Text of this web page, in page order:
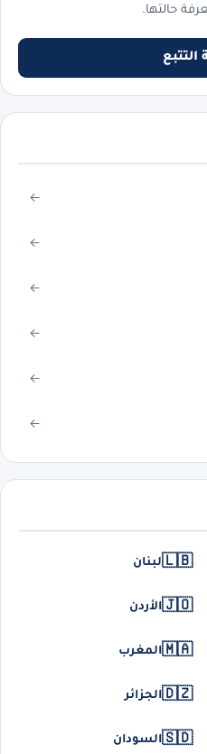
حالتها.
🇱🇧لبنان
🇯🇴الأردن
🇲🇦المغرب
🇩🇿الجزائر
🇸🇩السودان